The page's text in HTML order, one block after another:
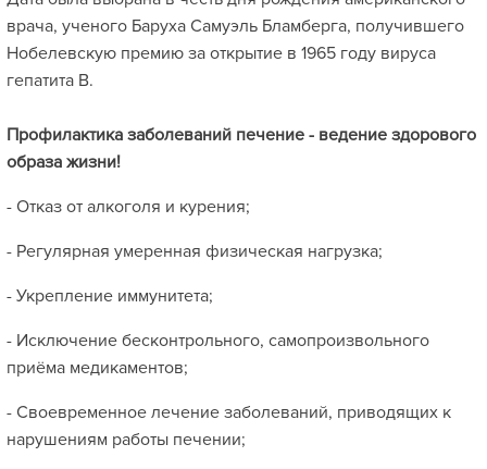
врача, ученого Баруха Самуэль Бламберга, получившего
Нобелевскую премию за открытие в 1965 году вируса
гепатита В.
Профилактика заболеваний печение - ведение здорового
образа жизни!
- Отказ от алкоголя и курения;
- Регулярная умеренная физическая нагрузка;
- Укрепление иммунитета;
- Исключение бесконтрольного, самопроизвольного
приёма медикаментов;
- Своевременное лечение заболеваний, приводящих к
нарушениям работы печении;